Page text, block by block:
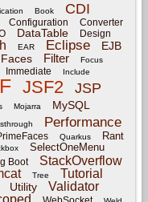
Book CDI
Configuration Converter
DataTable
Design
EAR Eclipse EJB
Faces Filter Focus
Immediate Include
JSF2 JSP
Mojarra MySQL
Performance
Quarkus Rant
SelectOneMenu
Boot StackOverflow
Tree Tutorial
Utility Validator